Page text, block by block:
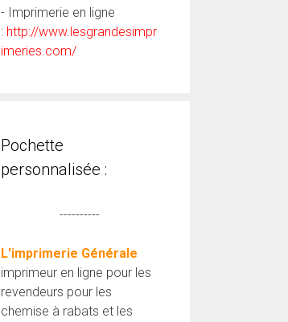
- Imprimerie en ligne
: http://www.lesgrandesimpr
imeries.com/
Pochette
personnalisée :
----------
L'imprimerie Générale
imprimeur en ligne pour les
revendeurs pour les
chemise à rabats et les